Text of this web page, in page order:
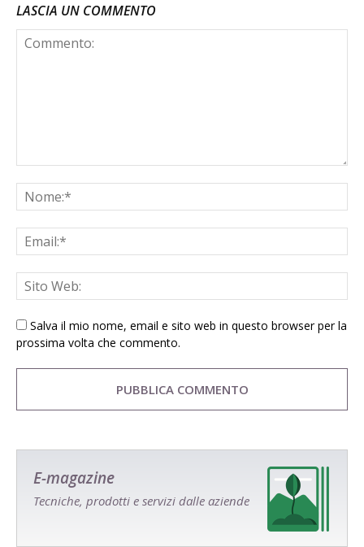
LASCIA UN COMMENTO
Salva il mio nome, email e sito web in questo browser per la
prossima volta che commento.
E-magazine
Tecniche, prodotti e servizi dalle aziende